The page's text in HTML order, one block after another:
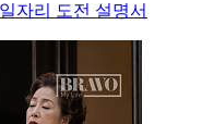
자리 도전 설명서